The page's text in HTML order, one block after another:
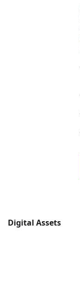
Digital Assets